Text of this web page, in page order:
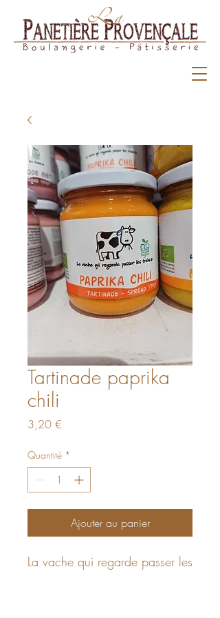
Tartinade paprika
chili
3,20 €
Quantité *
Ajouter au panier
La vache qui regarde passer les